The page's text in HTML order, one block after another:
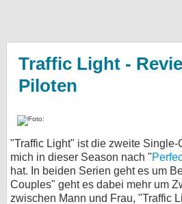
Traffic Light -
Piloten
"Traffic Light" ist die zweite Single-
mich in dieser Season nach "
hat. In beiden Serien geht es um
Couples" geht es dabei mehr um
zwischen Mann und Frau, "Traffic
SERVICE
Forum